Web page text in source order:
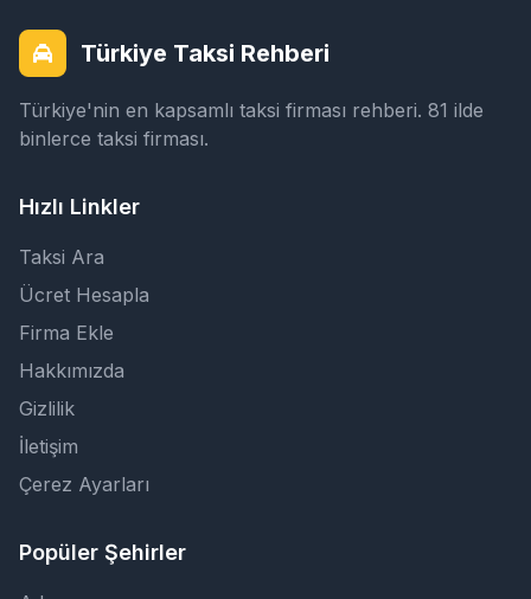
Türkiye Taksi Rehberi
Türkiye'nin en kapsamlı taksi firması rehberi. 81 ilde
binlerce taksi firması.
Hızlı Linkler
Taksi Ara
Ücret Hesapla
Firma Ekle
Hakkımızda
Gizlilik
İletişim
Çerez Ayarları
Popüler Şehirler